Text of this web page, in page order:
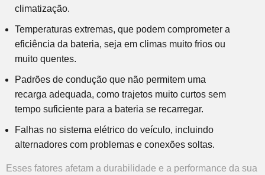
climatização.
Temperaturas extremas, que podem comprometer a
eficiência da bateria, seja em climas muito frios ou
muito quentes.
Padrões de condução que não permitem uma
recarga adequada, como trajetos muito curtos sem
tempo suficiente para a bateria se recarregar.
Falhas no sistema elétrico do veículo, incluindo
alternadores com problemas e conexões soltas.
Esses fatores afetam a durabilidade e a performance da sua